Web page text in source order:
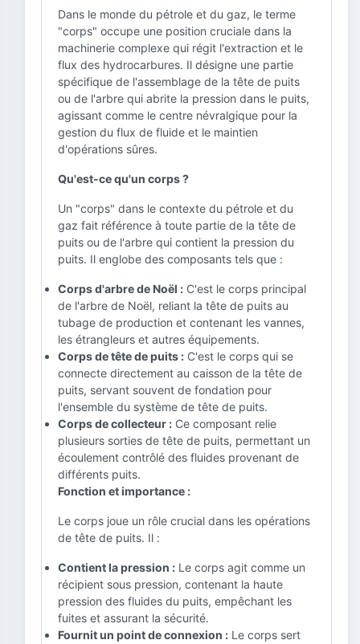
Dans le monde du pétrole et du gaz, le terme
"corps" occupe une position cruciale dans la
machinerie complexe qui régit l'extraction et le
flux des hydrocarbures. Il désigne une partie
spécifique de l'assemblage de la tête de puits
ou de l'arbre qui abrite la pression dans le puits,
agissant comme le centre névralgique pour la
gestion du flux de fluide et le maintien
d'opérations sûres.
Qu'est-ce qu'un corps ?
Un "corps" dans le contexte du pétrole et du
gaz fait référence à toute partie de la tête de
puits ou de l'arbre qui contient la pression du
puits. Il englobe des composants tels que :
Corps d'arbre de Noël : C'est le corps principal
de l'arbre de Noël, reliant la tête de puits au
tubage de production et contenant les vannes,
les étrangleurs et autres équipements.
Corps de tête de puits : C'est le corps qui se
connecte directement au caisson de la tête de
puits, servant souvent de fondation pour
l'ensemble du système de tête de puits.
Corps de collecteur : Ce composant relie
plusieurs sorties de tête de puits, permettant un
écoulement contrôlé des fluides provenant de
différents puits.
Fonction et importance :
Le corps joue un rôle crucial dans les opérations
de tête de puits. Il :
Contient la pression : Le corps agit comme un
récipient sous pression, contenant la haute
pression des fluides du puits, empêchant les
fuites et assurant la sécurité.
Fournit un point de connexion : Le corps sert